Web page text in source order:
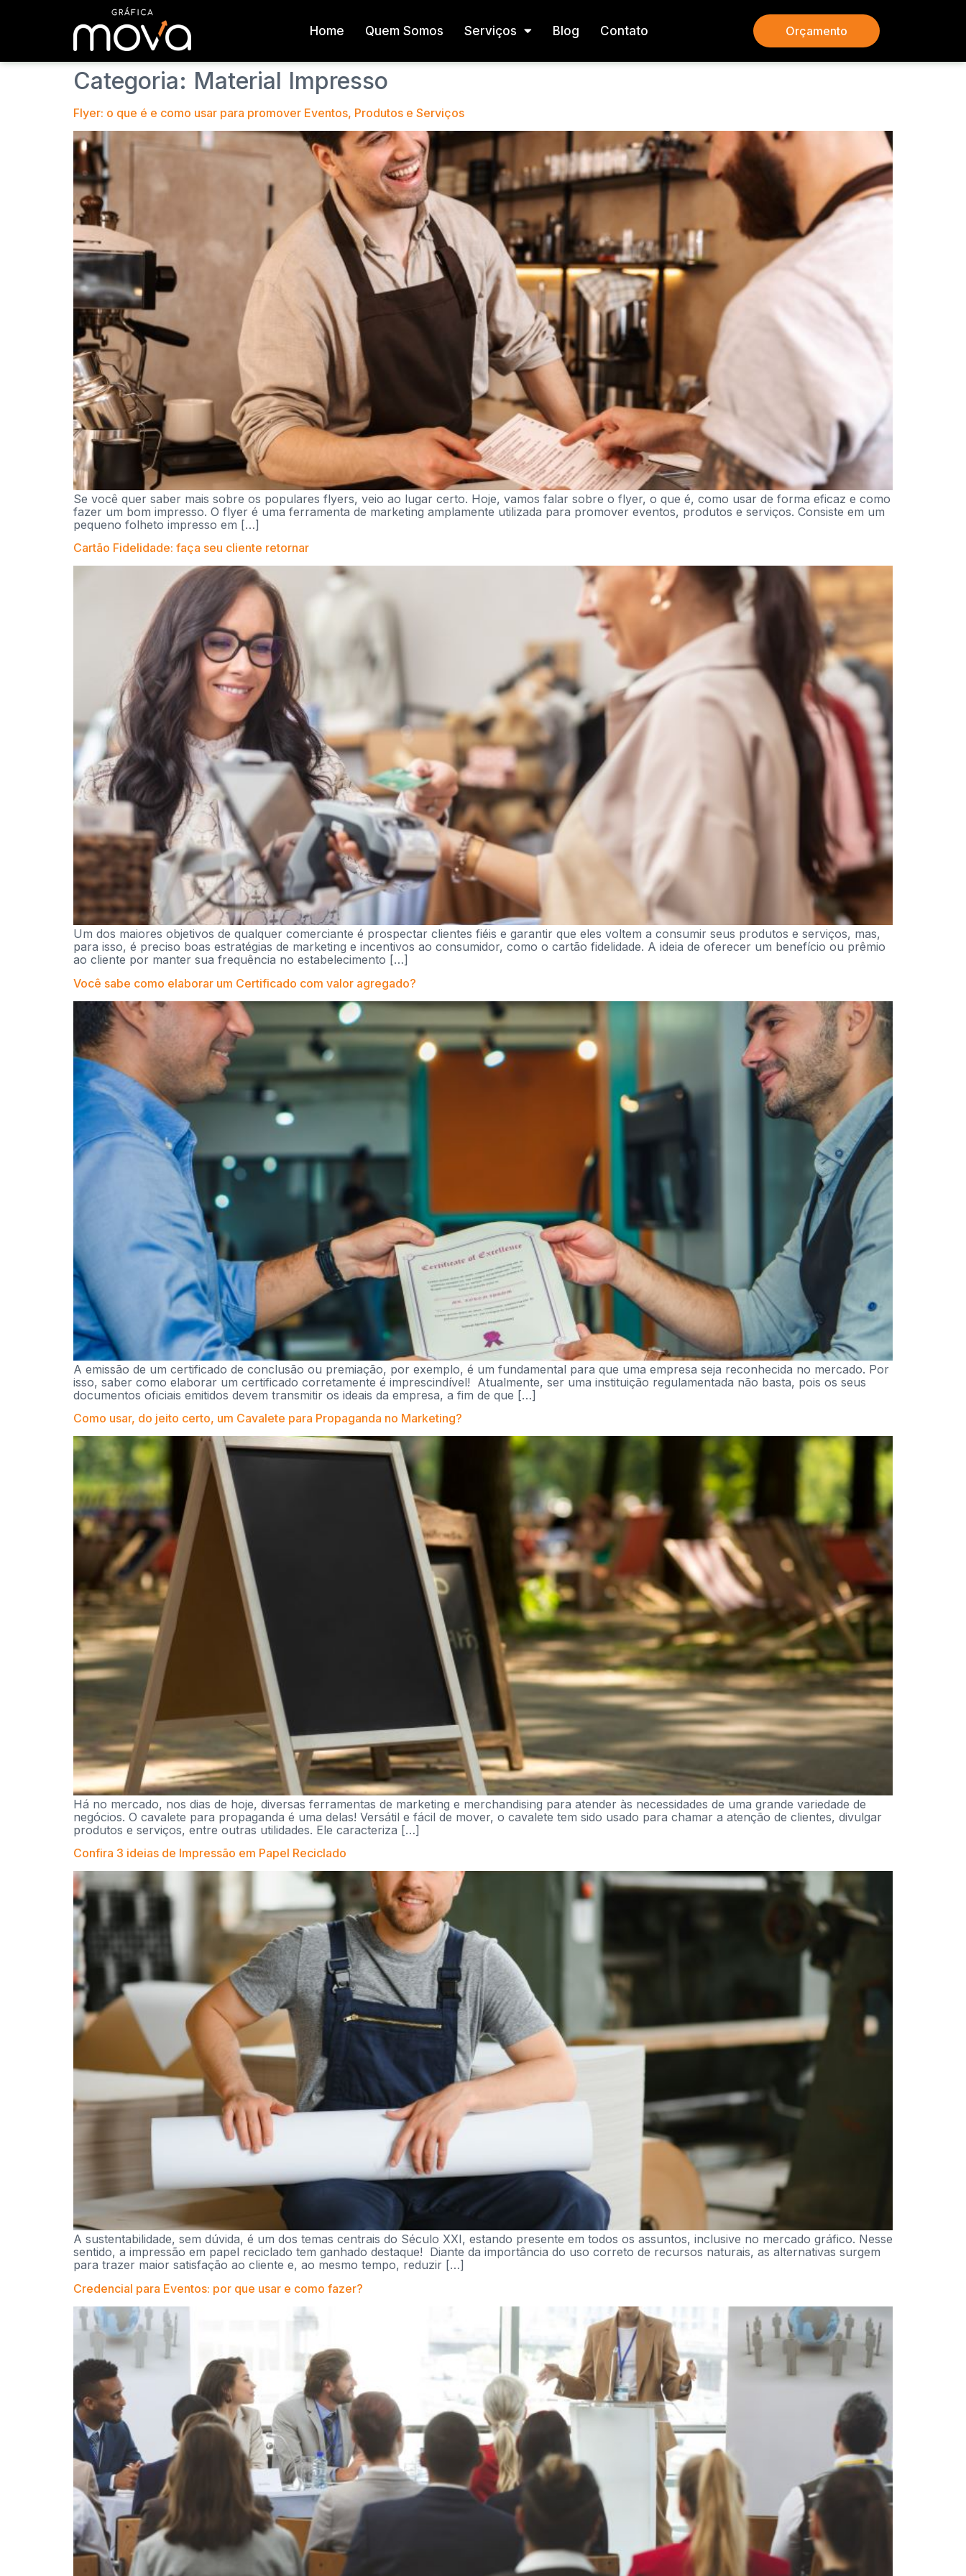
Home Quem Somos Serviços Blog Contato Orçamento
Categoria: Material Impresso
Flyer: o que é e como usar para promover Eventos, Produtos e Serviços
Se você quer saber mais sobre os populares flyers, veio ao lugar certo. Hoje, vamos falar sobre o flyer, o que é, como usar de forma eficaz e como
fazer um bom impresso. O flyer é uma ferramenta de marketing amplamente utilizada para promover eventos, produtos e serviços. Consiste em um
pequeno folheto impresso em […]
Cartão Fidelidade: faça seu cliente retornar
Um dos maiores objetivos de qualquer comerciante é prospectar clientes fiéis e garantir que eles voltem a consumir seus produtos e serviços, mas,
para isso, é preciso boas estratégias de marketing e incentivos ao consumidor, como o cartão fidelidade. A ideia de oferecer um benefício ou prêmio
ao cliente por manter sua frequência no estabelecimento […]
Você sabe como elaborar um Certificado com valor agregado?
A emissão de um certificado de conclusão ou premiação, por exemplo, é um fundamental para que uma empresa seja reconhecida no mercado. Por
isso, saber como elaborar um certificado corretamente é imprescindível! Atualmente, ser uma instituição regulamentada não basta, pois os seus
documentos oficiais emitidos devem transmitir os ideais da empresa, a fim de que […]
Como usar, do jeito certo, um Cavalete para Propaganda no Marketing?
Há no mercado, nos dias de hoje, diversas ferramentas de marketing e merchandising para atender às necessidades de uma grande variedade de
negócios. O cavalete para propaganda é uma delas! Versátil e fácil de mover, o cavalete tem sido usado para chamar a atenção de clientes, divulgar
produtos e serviços, entre outras utilidades. Ele caracteriza […]
Confira 3 ideias de Impressão em Papel Reciclado
A sustentabilidade, sem dúvida, é um dos temas centrais do Século XXI, estando presente em todos os assuntos, inclusive no mercado gráfico. Nesse
sentido, a impressão em papel reciclado tem ganhado destaque! Diante da importância do uso correto de recursos naturais, as alternativas surgem
para trazer maior satisfação ao cliente e, ao mesmo tempo, reduzir […]
Credencial para Eventos: por que usar e como fazer?